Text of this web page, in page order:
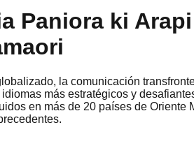
Paniora ki
la comunicación
más estratégicos y
en más de 20 países de